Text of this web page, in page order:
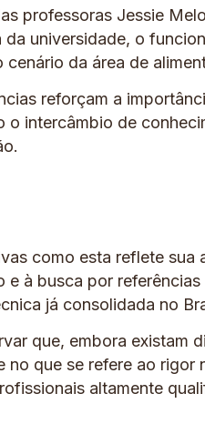
professoras Jessie
da universidade, o
da área de
reforçam a
o intercâmbio de
como esta reflete sua
à busca por
já consolidada no
que, embora existam
no que se refere ao rigor
altamente